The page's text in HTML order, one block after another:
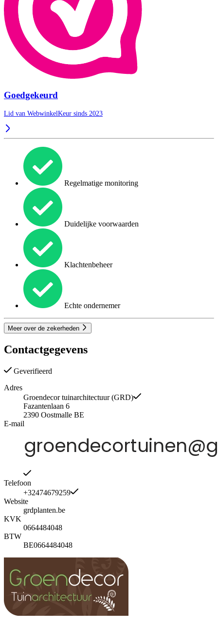
Goedgekeurd
Lid van WebwinkelKeur sinds 2023
Regelmatige monitoring
Duidelijke voorwaarden
Klachtenbeheer
Echte ondernemer
Meer over de zekerheden
Contactgegevens
Geverifieerd
Adres
Groendecor tuinarchitectuur (GRD)
Fazantenlaan 6
2390 Oostmalle BE
E-mail
Telefoon
+32474679259
Website
grdplanten.be
KVK
0664484048
BTW
BE0664484048